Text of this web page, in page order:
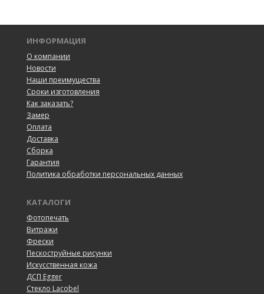
ИНФОРМАЦИЯ
О компании
Новости
Наши преимущества
Сроки изготовления
Как заказать?
Замер
Оплата
Доставка
Сборка
Гарантия
Политика обработки персональных данных
КАТАЛОГИ
Фотопечать
Витражи
Фрески
Пескоструйные рисунки
Искусственная кожа
ДСП Egger
Cтекло Lacobel